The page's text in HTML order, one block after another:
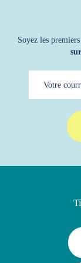
Soyez les